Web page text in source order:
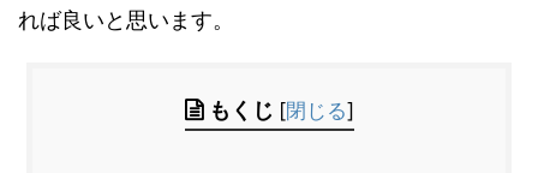
れば良いと思います。
もくじ [閉じる]